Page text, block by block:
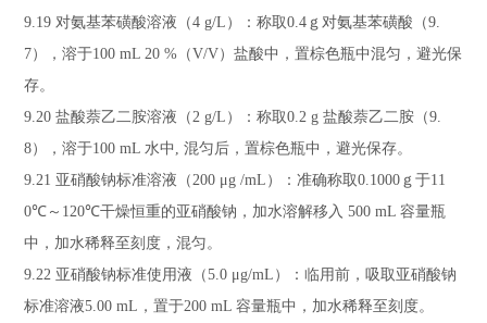
9.19对氨基苯磺酸溶液（4 g/L ）：称取0.4 ｇ对氨基苯磺酸（9.
7），溶于100 mL 20 % （V/V）盐酸中，置棕色瓶中混匀，避光保
存。
9.20盐酸萘乙二胺溶液（2 g/L ）：称取0.2 g 盐酸萘乙二胺（9.
8），溶于100 mL水中 ,混匀后，置棕色瓶中，避光保存。
9.21 亚硝酸钠标准溶液（200 μg /mL ）：准确称取0.1000 ｇ于11
0℃ ～ 120℃干燥恒重的亚硝酸钠，加水溶解移入500 mL容量瓶
中，加水稀释至刻度，混匀。
9.22 亚硝酸钠标准使用液（5.0 μg/mL ）：临用前，吸取亚硝酸钠
标准溶液5.00 mL ，置于200 mL容量瓶中，加水稀释至刻度。